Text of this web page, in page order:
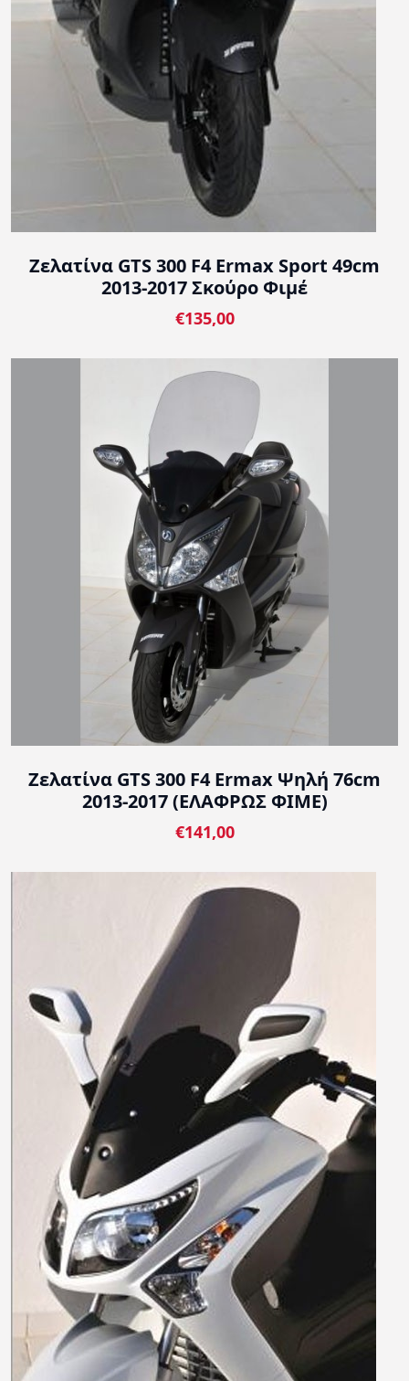
Ζελατίνα GTS 300 F4 Ermax Sport 49cm
2013-2017 Σκούρο Φιμέ
€135,00
Ζελατίνα GTS 300 F4 Ermax Ψηλή 76cm
2013-2017 (ΕΛΑΦΡΩΣ ΦΙΜΕ)
€141,00